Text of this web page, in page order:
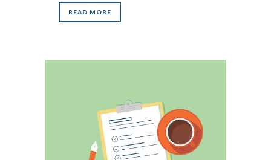
READ MORE